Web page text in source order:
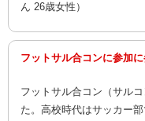
ん 26歳女性）
フットサル合コンに参加
フットサル合コン（サル
た。高校時代はサッカー